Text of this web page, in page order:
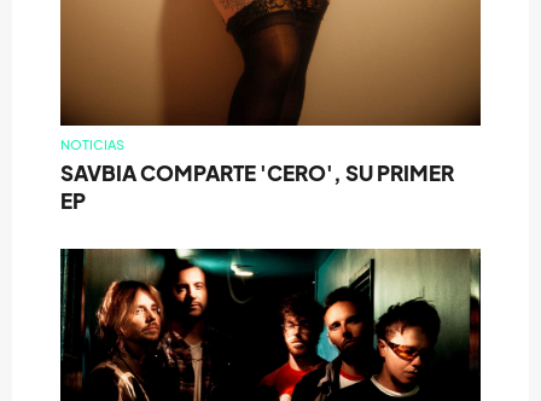
NOTICIAS
SAVBIA COMPARTE 'CERO', SU PRIMER
EP